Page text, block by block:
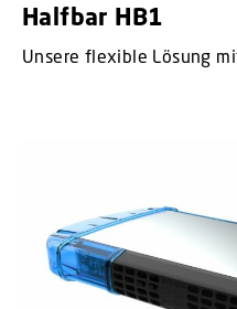
Halfbar HB1
Unsere flexible Lösung